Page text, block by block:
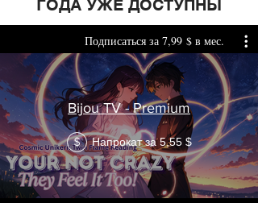
ГОДА УЖЕ ДОСТУПНЫ
Подписаться за 7,99 $ в мес.
Bijou TV - Premium
$ Напрокат за 5,55 $